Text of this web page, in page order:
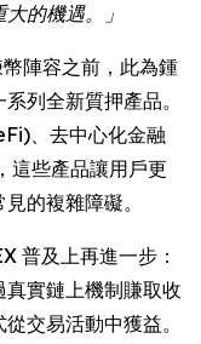
的機遇。」
陣容之前，此為鍾
列全新質押產品。
、去中心化金融
這些產品讓用戶更
的複雜障礙。
普及上再進一步：
實鏈上機制賺取收
交易活動中獲益。